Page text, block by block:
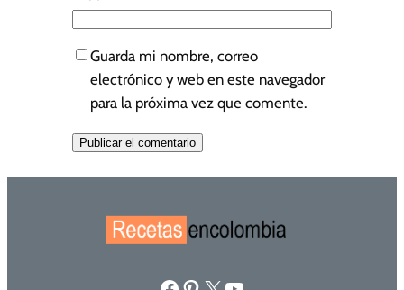
Guarda mi nombre, correo
electrónico y web en este navegador
para la próxima vez que comente.